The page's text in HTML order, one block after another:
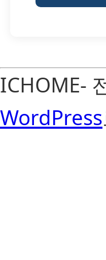
ICHOME-
WordPress